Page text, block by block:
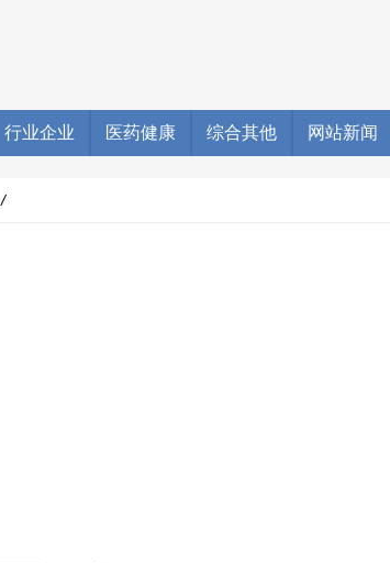
行业企业 医药健康 综合其他 网站新闻
/